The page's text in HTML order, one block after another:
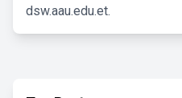
dsw.aau.edu.et.